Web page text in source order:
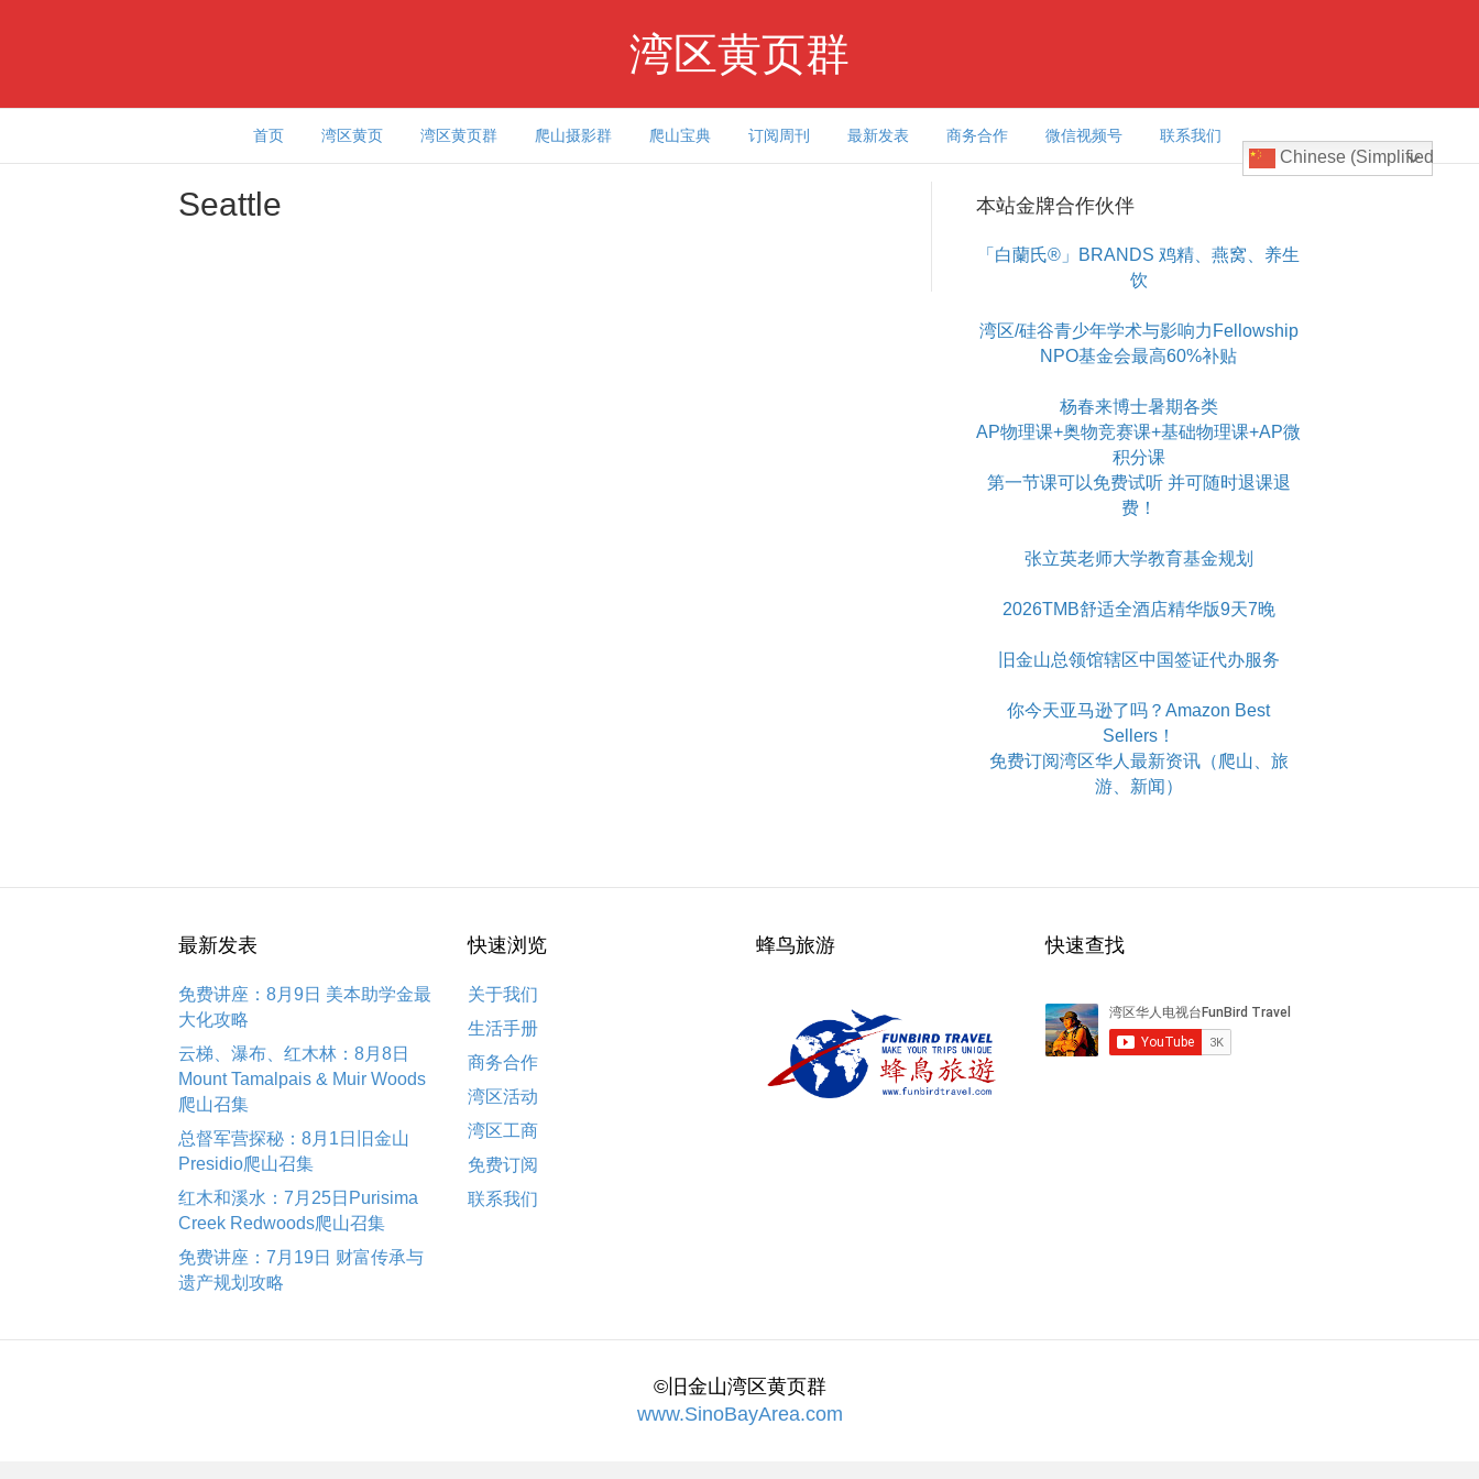
湾区黄页群
首页 湾区黄页 湾区黄页群 爬山摄影群 爬山宝典 订阅周刊 最新发表 商务合作 微信视频号 联系我们
Chinese (Simplified)
Seattle 本站金牌合作伙伴
「白蘭氏®」BRANDS 鸡精、燕窝、养生
饮
湾区/硅谷青少年学术与影响力Fellowship
NPO基金会最高60%补贴
杨春来博士暑期各类
AP物理课+奥物竞赛课+基础物理课+AP微
积分课
第一节课可以免费试听 并可随时退课退
费！
张立英老师大学教育基金规划
2026TMB舒适全酒店精华版9天7晚
旧金山总领馆辖区中国签证代办服务
你今天亚马逊了吗？Amazon Best
Sellers！
免费订阅湾区华人最新资讯（爬山、旅
游、新闻）
最新发表
免费讲座：8月9日 美本助学金最
大化攻略
云梯、瀑布、红木林：8月8日
Mount Tamalpais & Muir Woods
爬山召集
总督军营探秘：8月1日旧金山
Presidio爬山召集
红木和溪水：7月25日Purisima
Creek Redwoods爬山召集
免费讲座：7月19日 财富传承与
遗产规划攻略
快速浏览
关于我们
生活手册
商务合作
湾区活动
湾区工商
免费订阅
联系我们
蜂鸟旅游 快速查找
©旧金山湾区黄页群
www.SinoBayArea.com